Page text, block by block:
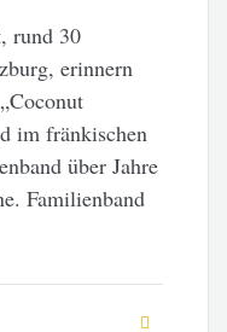
rund 30
erinnern
im fränkischen
über Jahre
Familienband